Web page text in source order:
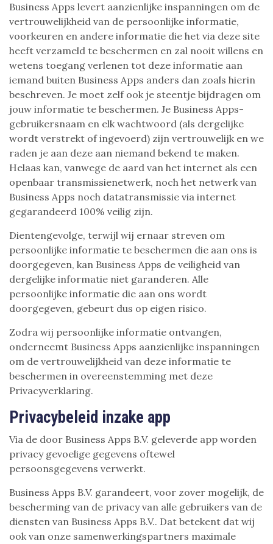
Business Apps levert aanzienlijke inspanningen om de
vertrouwelijkheid van de persoonlijke informatie,
voorkeuren en andere informatie die het via deze site
heeft verzameld te beschermen en zal nooit willens en
wetens toegang verlenen tot deze informatie aan
iemand buiten Business Apps anders dan zoals hierin
beschreven. Je moet zelf ook je steentje bijdragen om
jouw informatie te beschermen. Je Business Apps-
gebruikersnaam en elk wachtwoord (als dergelijke
wordt verstrekt of ingevoerd) zijn vertrouwelijk en we
raden je aan deze aan niemand bekend te maken.
Helaas kan, vanwege de aard van het internet als een
openbaar transmissienetwerk, noch het netwerk van
Business Apps noch datatransmissie via internet
gegarandeerd 100% veilig zijn.
Dientengevolge, terwijl wij ernaar streven om
persoonlijke informatie te beschermen die aan ons is
doorgegeven, kan Business Apps de veiligheid van
dergelijke informatie niet garanderen. Alle
persoonlijke informatie die aan ons wordt
doorgegeven, gebeurt dus op eigen risico.
Zodra wij persoonlijke informatie ontvangen,
onderneemt Business Apps aanzienlijke inspanningen
om de vertrouwelijkheid van deze informatie te
beschermen in overeenstemming met deze
Privacyverklaring.
Privacybeleid inzake app
Via de door Business Apps B.V. geleverde app worden
privacy gevoelige gegevens oftewel
persoonsgegevens verwerkt.
Business Apps B.V. garandeert, voor zover mogelijk, de
bescherming van de privacy van alle gebruikers van de
diensten van Business Apps B.V.. Dat betekent dat wij
ook van onze samenwerkingspartners maximale